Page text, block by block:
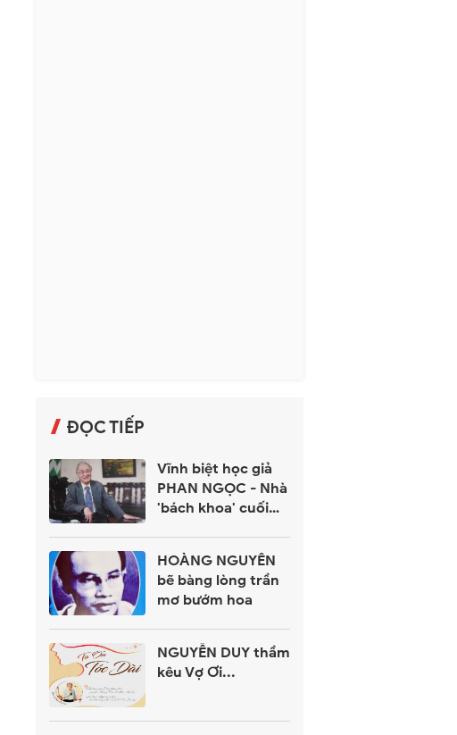
ĐỌC TIẾP
Vĩnh biệt học giả
PHAN NGỌC - Nhà
'bách khoa' cuối
HOÀNG NGUYÊN
bẽ bàng lòng trần
mơ bướm hoa
NGUYỄN DUY thầm
kêu Vợ Ơi...